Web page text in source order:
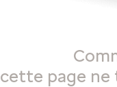
cette page ne